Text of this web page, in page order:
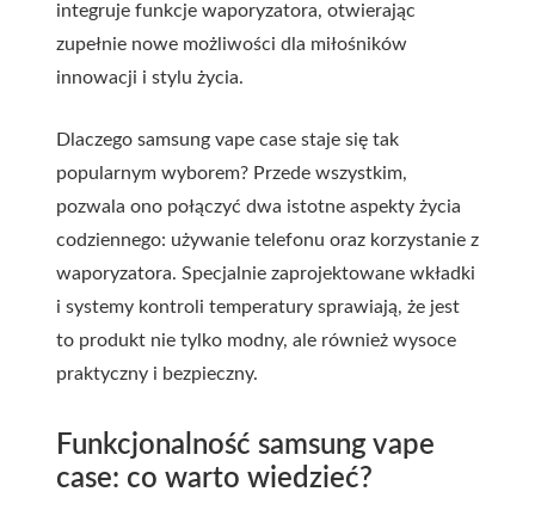
integruje funkcje waporyzatora, otwierając
zupełnie nowe możliwości dla miłośników
innowacji i stylu życia.
Dlaczego samsung vape case staje się tak
popularnym wyborem? Przede wszystkim,
pozwala ono połączyć dwa istotne aspekty życia
codziennego: używanie telefonu oraz korzystanie z
waporyzatora. Specjalnie zaprojektowane wkładki
i systemy kontroli temperatury sprawiają, że jest
to produkt nie tylko modny, ale również wysoce
praktyczny i bezpieczny.
Funkcjonalność samsung vape
case: co warto wiedzieć?